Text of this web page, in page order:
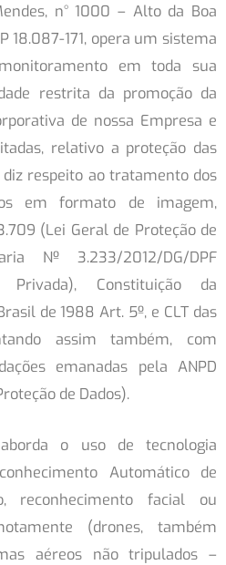
n° 1000 – Alto da Boa
18.087-171, opera um sistema
em toda sua
restrita da promoção da
de nossa Empresa e
relativo a proteção das
respeito ao tratamento dos
em formato de imagem,
(Lei Geral de Proteção de
Nº 3.233/2012/DG/DPF
Privada), Constituição da
de 1988 Art. 5º, e CLT das
assim também, com
emanadas pela ANPD
de Dados).
o uso de tecnologia
Automático de
reconhecimento facial ou
(drones, também
aéreos não tripulados –